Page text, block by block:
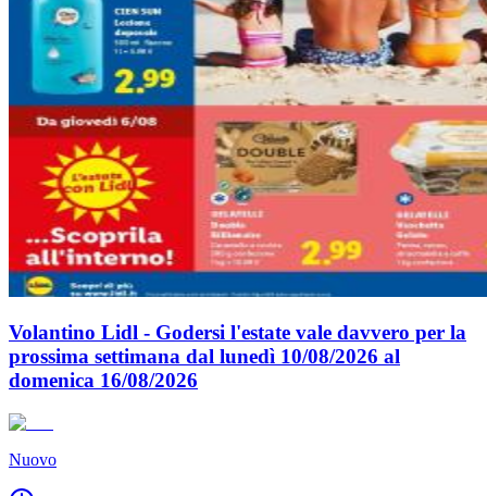
Volantino Lidl - Godersi l'estate vale davvero per la
prossima settimana dal lunedì 10/08/2026 al
domenica 16/08/2026
Nuovo